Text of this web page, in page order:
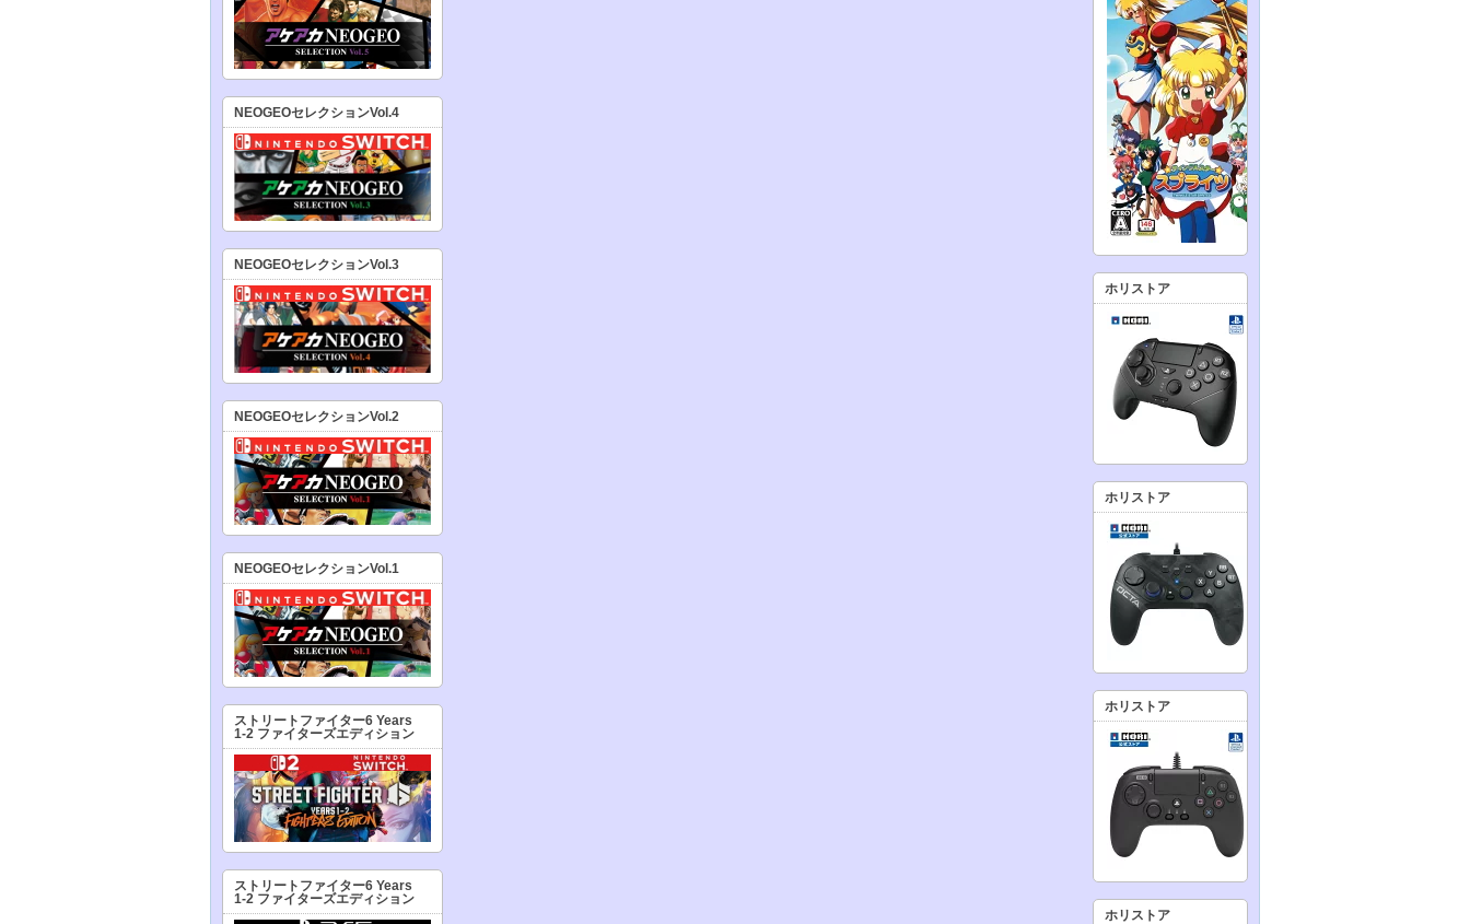
NEOGEOセレクションVol.4
NEOGEOセレクションVol.3
NEOGEOセレクションVol.2
NEOGEOセレクションVol.1
ストリートファイター6 Years
1-2 ファイターズエディション
ストリートファイター6 Years
1-2 ファイターズエディション
ホリストア
ホリストア
ホリストア
ホリストア